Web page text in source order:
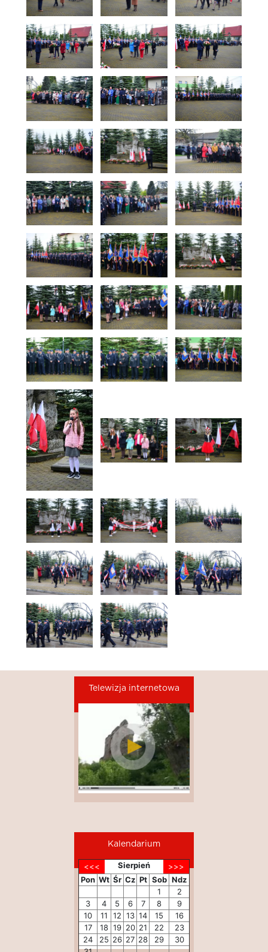
Telewizja internetowa
Kalendarium
Sierpień
Pon Wt Śr Cz Pt Sob Ndz
1
2
3
4 5 6 7 8
9
10
11 12 13 14 15
16
17
18 19 20 21 22
23
24
25 26 27 28 29
30